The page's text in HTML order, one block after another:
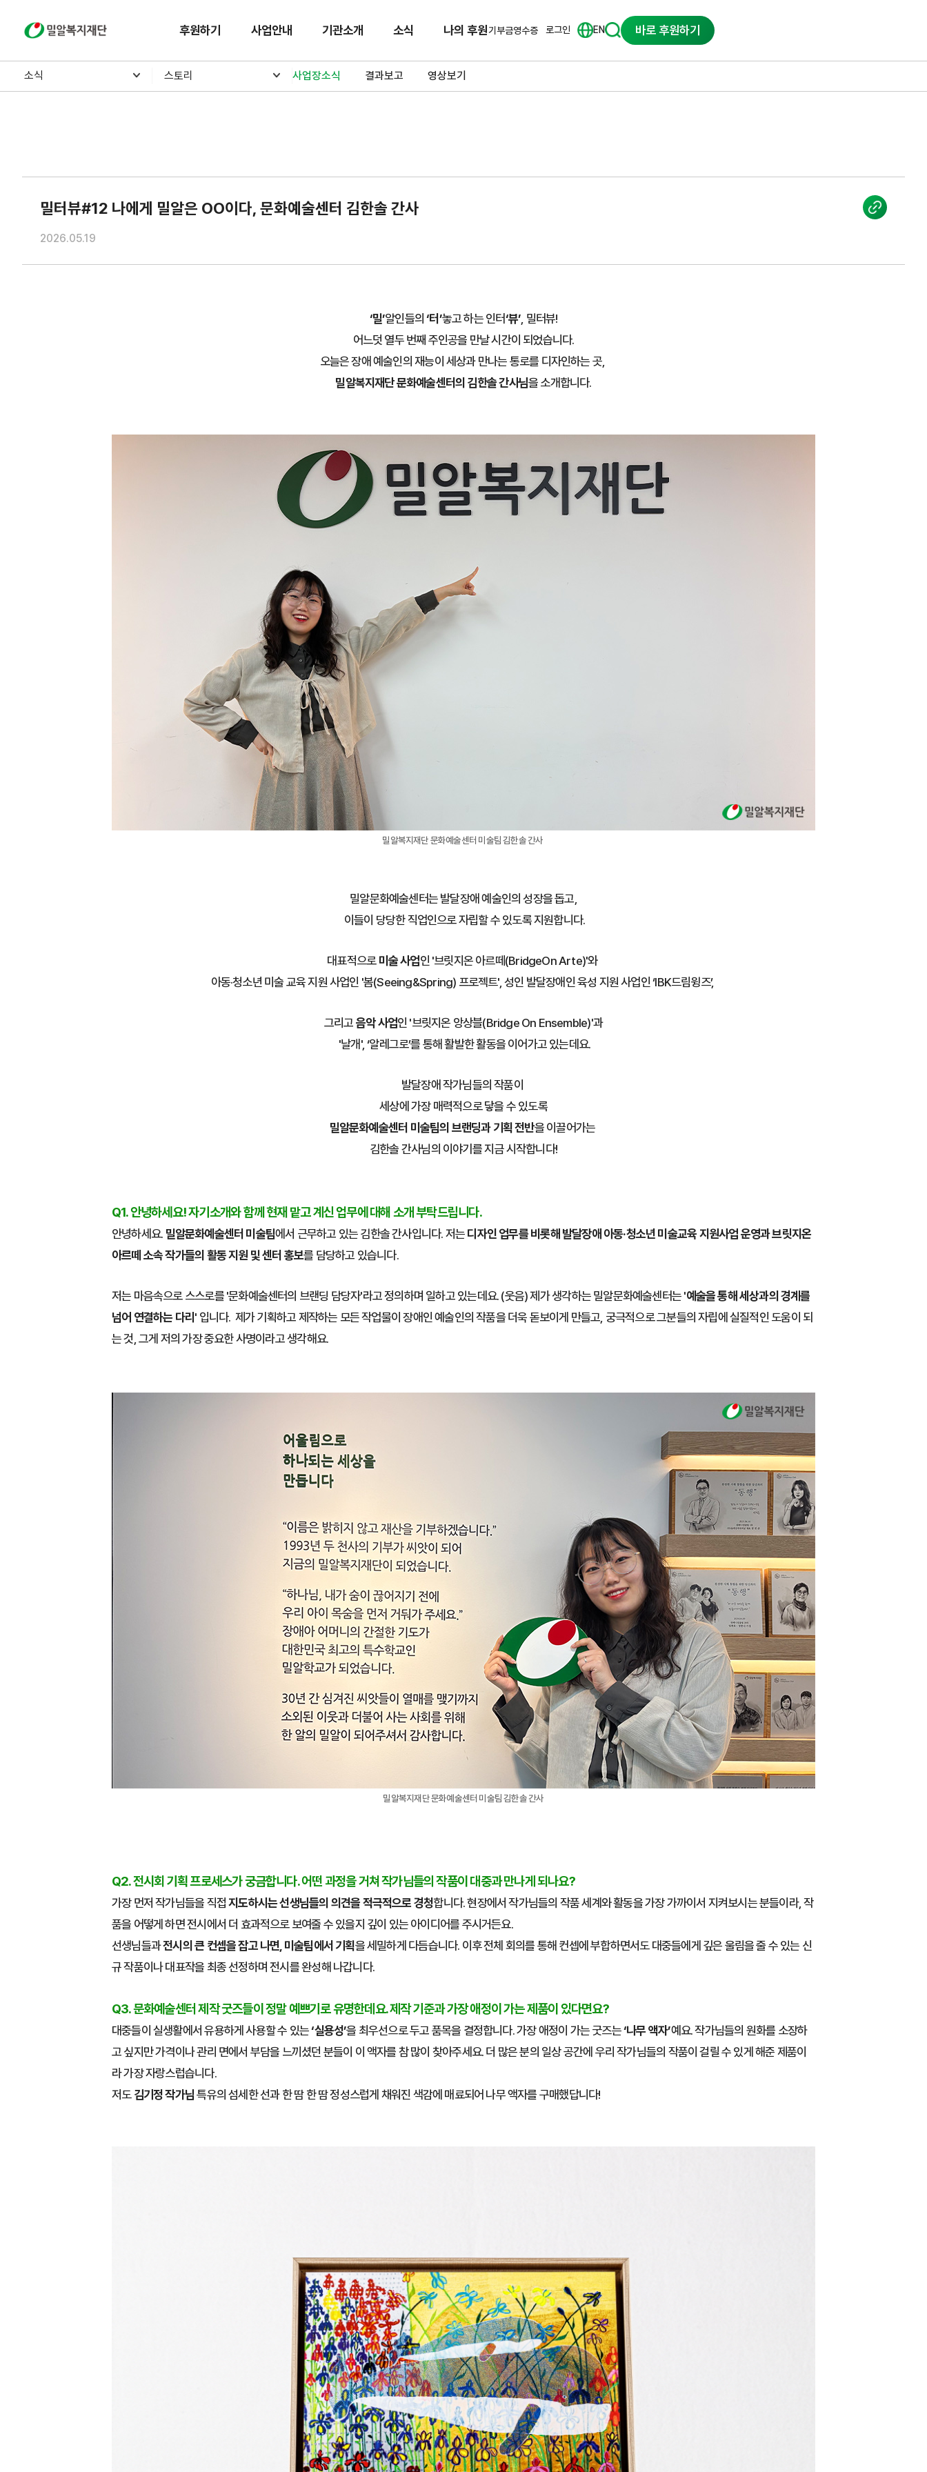
밀알복지재단 후원하기 사업안내 기관소개 소식 나의 후원기부금영수증 로그인 EN 바로 후원하기
소식 스토리 사업장소식 결과보고 영상보기
밀터뷰#12 나에게 밀알은 OO이다, 문화예술센터 김한솔 간사
2026.05.19
‘밀’알인들의 ‘터’놓고 하는 인터‘뷰’ , 밀터뷰!
어느덧 열두 번째 주인공을 만날 시간이 되었습니다.
오늘은 장애 예술인의 재능이 세상과 만나는 통로를 디자인하는 곳,
밀알복지재단 문화예술센터의 김한솔 간사님을 소개합니다.
밀알복지재단 문화예술센터 미술팀 김한솔 간사
밀알문화예술센터는 발달장애 예술인의 성장을 돕고,
이들이 당당한 직업인으로 자립할 수 있도록 지원합니다.
대표적으로미술 사업인 '브릿지온 아르떼(BridgeOn Arte)'와
아동·청소년 미술 교육 지원 사업인 '봄(Seeing&Spring) 프로젝트',성인 발달장애인 육성 지원 사업인 ‘IBK드림윙즈’,
그리고 음악 사업인 '브릿지온 앙상블(Bridge On Ensemble)'과
'날개', ‘알레그로’를 통해 활발한 활동을 이어가고 있는데요.
발달장애 작가님들의 작품이
세상에 가장 매력적으로 닿을 수 있도록
밀알문화예술센터 미술팀의 브랜딩과 기획 전반을 이끌어가는
김한솔 간사님의 이야기를 지금 시작합니다!
Q1. 안녕하세요! 자기소개와 함께 현재 맡고 계신 업무에 대해 소개 부탁드립니다.
안녕하세요. 밀알문화예술센터 미술팀에서 근무하고 있는 김한솔 간사입니다. 저는 디자인 업무를 비롯해 발달장애 아동·청소년 미술교육 지원사업 운영과 브릿지온
아르떼 소속 작가들의 활동 지원 및 센터 홍보를 담당하고 있습니다.
저는 마음속으로 스스로를 '문화예술센터의 브랜딩 담당자'라고 정의하며 일하고 있는데요. (웃음) 제가 생각하는 밀알문화예술센터는 '예술을 통해 세상과의 경계를
넘어 연결하는 다리' 입니다. 제가 기획하고 제작하는 모든 작업물이 장애인 예술인의 작품을 더욱 돋보이게 만들고, 궁극적으로 그분들의 자립에 실질적인 도움이 되
는 것, 그게 저의 가장 중요한 사명이라고 생각해요.
밀알복지재단 문화예술센터 미술팀 김한솔 간사
Q2. 전시회 기획 프로세스가 궁금합니다. 어떤 과정을 거쳐 작가님들의 작품이 대중과 만나게 되나요?
가장 먼저 작가님들을 직접 지도하시는 선생님들의 의견을 적극적으로 경청합니다. 현장에서 작가님들의 작품 세계와 활동을 가장 가까이서 지켜보시는 분들이라, 작
품을 어떻게 하면 전시에서 더 효과적으로 보여줄 수 있을지 깊이 있는 아이디어를 주시거든요.
선생님들과전시의 큰 컨셉을 잡고 나면, 미술팀에서 기획을 세밀하게 다듬습니다. 이후 전체 회의를 통해 컨셉에 부합하면서도 대중들에게 깊은 울림을 줄 수 있는 신
규 작품이나 대표작을 최종 선정하며 전시를 완성해 나갑니다.
Q3. 문화예술센터 제작 굿즈들이 정말 예쁘기로 유명한데요. 제작 기준과 가장 애정이 가는 제품이 있다면요?
대중들이 실생활에서 유용하게 사용할 수 있는‘실용성’을 최우선으로 두고 품목을 결정합니다. 가장 애정이 가는 굿즈는‘나무 액자’예요. 작가님들의 원화를 소장하
고 싶지만 가격이나 관리 면에서 부담을 느끼셨던 분들이 이 액자를 참 많이 찾아주세요. 더 많은 분의 일상 공간에 우리 작가님들의 작품이 걸릴 수 있게 해준 제품이
라 가장 자랑스럽습니다.
저도 김기정 작가님 특유의 섬세한 선과 한 땀 한 땀 정성스럽게 채워진 색감에 매료되어 나무 액자를 구매했답니다!